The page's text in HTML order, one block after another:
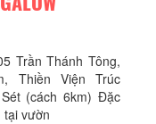
Trần Thánh Tông,
Thiền Viện Trúc
(cách 6km) Đặc
tại vườn